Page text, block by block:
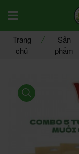
Offcanvas Menu
Trang
chủ
Sản
phẩm
product view